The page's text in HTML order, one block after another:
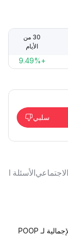
30 من
الأيام
+9.49%
سلبي
الأسئلة
اعتبارًا من 7 أغسطس 2026، تبلغ القيمة السوقية الإجمالية لـ POOP